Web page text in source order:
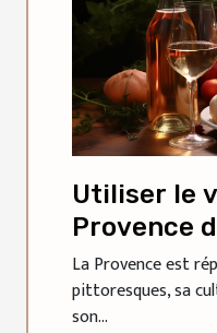
Utiliser le
Provence
conseils
La Provence est
pittoresques, sa
son...